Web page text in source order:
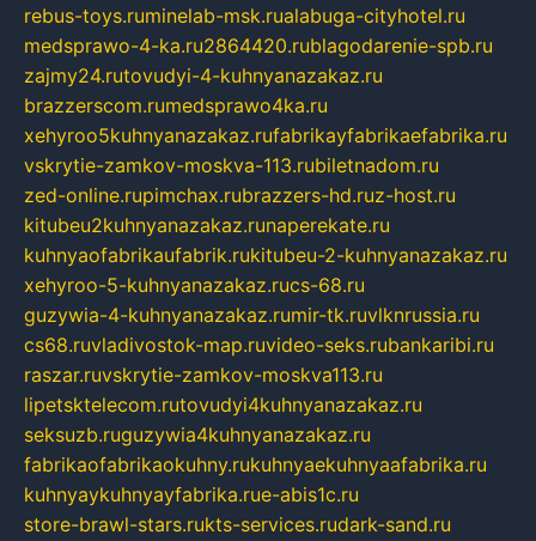
rebus-toys.ruminelab-msk.rualabuga-cityhotel.ru
medsprawo-4-ka.ru2864420.rublagodarenie-spb.ru
zajmy24.rutovudyi-4-kuhnyanazakaz.ru
brazzerscom.rumedsprawo4ka.ru
xehyroo5kuhnyanazakaz.rufabrikayfabrikaefabrika.ru
vskrytie-zamkov-moskva-113.rubiletnadom.ru
zed-online.rupimchax.rubrazzers-hd.ruz-host.ru
kitubeu2kuhnyanazakaz.runaperekate.ru
kuhnyaofabrikaufabrik.rukitubeu-2-kuhnyanazakaz.ru
xehyroo-5-kuhnyanazakaz.rucs-68.ru
guzywia-4-kuhnyanazakaz.rumir-tk.ruvlknrussia.ru
cs68.ruvladivostok-map.ruvideo-seks.rubankaribi.ru
raszar.ruvskrytie-zamkov-moskva113.ru
lipetsktelecom.rutovudyi4kuhnyanazakaz.ru
seksuzb.ruguzywia4kuhnyanazakaz.ru
fabrikaofabrikaokuhny.rukuhnyaekuhnyaafabrika.ru
kuhnyaykuhnyayfabrika.rue-abis1c.ru
store-brawl-stars.rukts-services.rudark-sand.ru